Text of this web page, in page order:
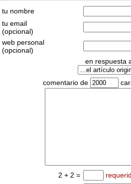
tu nombre
tu email
(opcional)
web personal
(opcional)
en respuesta
comentario de
2 + 2 =